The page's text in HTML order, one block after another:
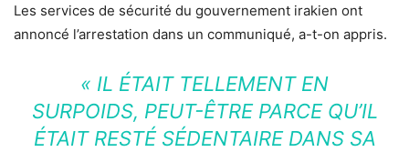
Les services de sécurité du gouvernement irakien ont
annoncé l’arrestation dans un communiqué, a-t-on appris.
« IL ÉTAIT TELLEMENT EN
SURPOIDS, PEUT-ÊTRE PARCE QU’IL
ÉTAIT RESTÉ SÉDENTAIRE DANS SA